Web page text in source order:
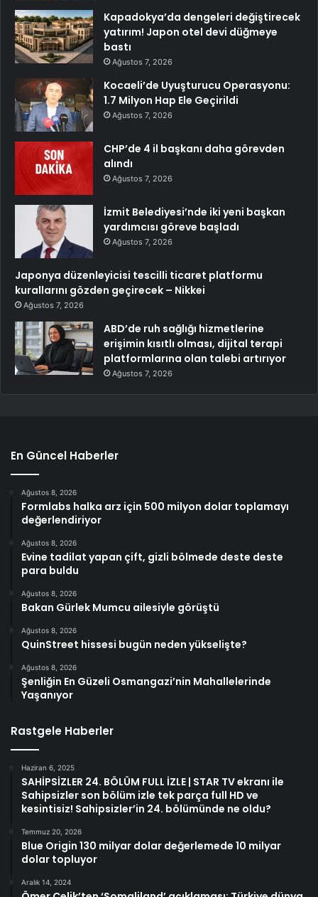
Kapadokya’da dengeleri değiştirecek
yatırım! Japon otel devi düğmeye
bastı
Ağustos 7, 2026
Kocaeli’de Uyuşturucu Operasyonu:
1.7 Milyon Hap Ele Geçirildi
Ağustos 7, 2026
CHP’de 4 il başkanı daha görevden
alındı
Ağustos 7, 2026
İzmit Belediyesi’nde iki yeni başkan
yardımcısı göreve başladı
Ağustos 7, 2026
Japonya düzenleyicisi tescilli ticaret platformu
kurallarını gözden geçirecek – Nikkei
Ağustos 7, 2026
ABD’de ruh sağlığı hizmetlerine
erişimin kısıtlı olması, dijital terapi
platformlarına olan talebi artırıyor
Ağustos 7, 2026
En Güncel Haberler
Ağustos 8, 2026
Formlabs halka arz için 500 milyon dolar toplamayı
değerlendiriyor
Ağustos 8, 2026
Evine tadilat yapan çift, gizli bölmede deste deste
para buldu
Ağustos 8, 2026
Bakan Gürlek Mumcu ailesiyle görüştü
Ağustos 8, 2026
QuinStreet hissesi bugün neden yükselişte?
Ağustos 8, 2026
Şenliğin En Güzeli Osmangazi’nin Mahallelerinde
Yaşanıyor
Rastgele Haberler
Haziran 6, 2025
SAHİPSİZLER 24. BÖLÜM FULL İZLE | STAR TV ekranı ile
Sahipsizler son bölüm izle tek parça full HD ve
kesintisiz! Sahipsizler’in 24. bölümünde ne oldu?
Temmuz 20, 2026
Blue Origin 130 milyar dolar değerlemede 10 milyar
dolar topluyor
Aralık 14, 2024